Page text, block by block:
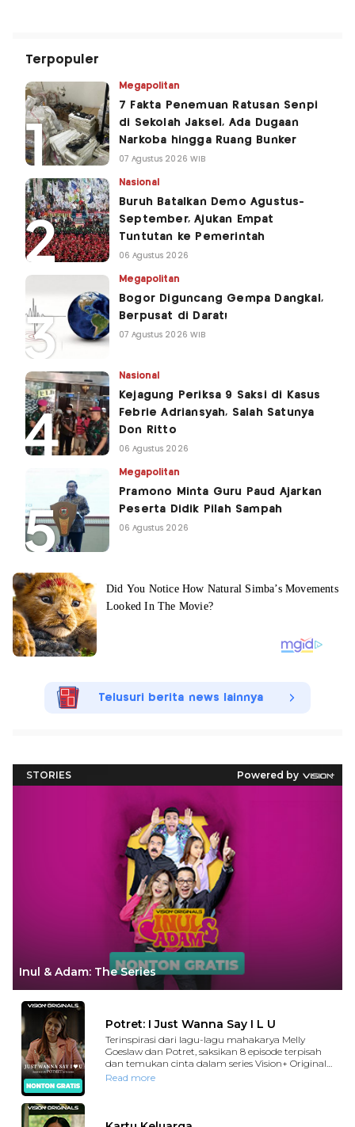
Terpopuler
Megapolitan
7 Fakta Penemuan Ratusan Senpi
di Sekolah Jaksel, Ada Dugaan
Narkoba hingga Ruang Bunker
07 Agustus 2026 WIB
Nasional
Buruh Batalkan Demo Agustus-
September, Ajukan Empat
Tuntutan ke Pemerintah
06 Agustus 2026
Megapolitan
Bogor Diguncang Gempa Dangkal,
Berpusat di Darat!
07 Agustus 2026 WIB
Nasional
Kejagung Periksa 9 Saksi di Kasus
Febrie Adriansyah, Salah Satunya
Don Ritto
06 Agustus 2026
Megapolitan
Pramono Minta Guru Paud Ajarkan
Peserta Didik Pilah Sampah
06 Agustus 2026
Telusuri berita news lainnya